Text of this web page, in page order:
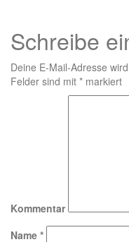
Schreibe
Deine E-Mail-Adresse
Felder sind mit * markiert
Kommentar
Name *